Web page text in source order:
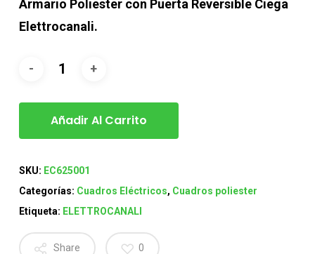
Armario Poliester con Puerta Reversible Ciega
Elettrocanali.
Añadir Al Carrito
SKU: EC625001
Categorías: Cuadros Eléctricos, Cuadros poliester
Etiqueta: ELETTROCANALI
Share 0